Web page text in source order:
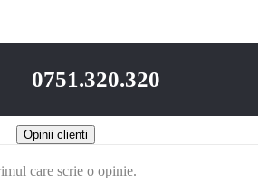
0751.320.320
Opinii clienti
care scrie o opinie.